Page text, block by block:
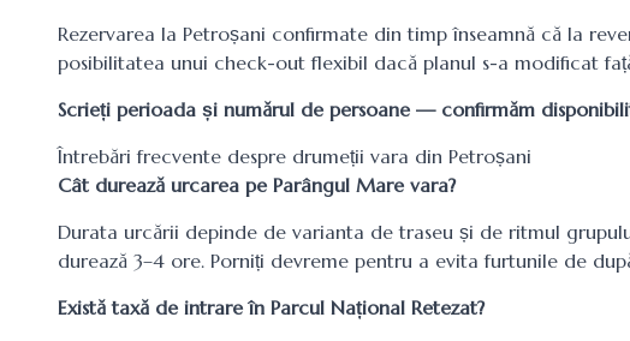
Rezervarea la Petroșani confirmate din timp înseamnă că la
posibilitatea unui check-out flexibil dacă planul s-a modificat
Scrieți perioada și numărul de persoane — confirmăm
Întrebări frecvente despre drumeții vara din Petroșani
Cât durează urcarea pe Parângul Mare vara?
Durata urcării depinde de varianta de traseu și de ritmul
durează 3–4 ore. Porniți devreme pentru a evita furtunile de
Există taxă de intrare în Parcul Național Retezat?